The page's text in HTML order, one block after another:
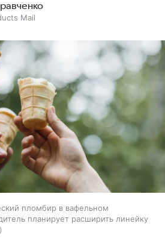
Mail
пломбир в вафельном
планирует расширить линейку